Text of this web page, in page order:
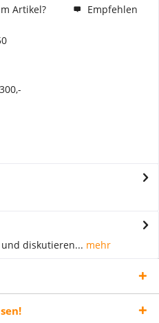
Artikel? Empfehlen
diskutieren... mehr